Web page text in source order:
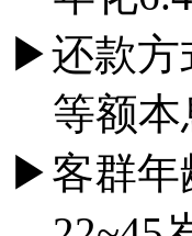
▶还款方
等额本
▶客群年